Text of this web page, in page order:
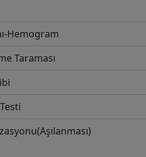
Hemogram
Taraması